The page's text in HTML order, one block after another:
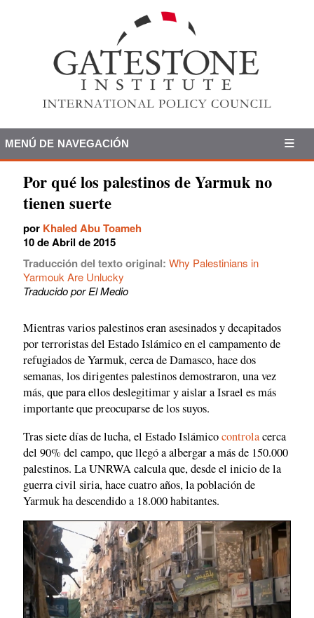
MENÚ DE NAVEGACIÓN
Por qué los palestinos de Yarmuk no
tienen suerte
por Khaled Abu Toameh
10 de Abril de 2015
Traducción del texto original: Why Palestinians in
Yarmouk Are Unlucky
Traducido por El Medio
Mientras varios palestinos eran asesinados y decapitados
por terroristas del Estado Islámico en el campamento de
refugiados de Yarmuk, cerca de Damasco, hace dos
semanas, los dirigentes palestinos demostraron, una vez
más, que para ellos deslegitimar y aislar a Israel es más
importante que preocuparse de los suyos.
Tras siete días de lucha, el Estado Islámicocontrolacerca
del 90% del campo, que llegó a albergar a más de 150.000
palestinos. La UNRWA calcula que, desde el inicio de la
guerra civil siria, hace cuatro años, la población de
Yarmuk ha descendido a 18.000 habitantes.